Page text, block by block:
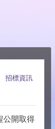
招標資訊
公開取得